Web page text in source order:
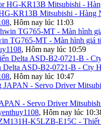
KR13B Mitsubishi - Hàng
, Hôm nay lúc 11:03
TG765-MT - Màn hình giá
, Hôm nay lúc 10:59
Delta ASD-B2-0721-B - Cty
, Hôm nay lúc 10:47
- Servo Driver
, Hôm nay lúc